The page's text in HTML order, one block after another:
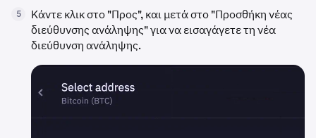
5
Κάντε κλικ στο "Προς", και μετά στο "Προσθήκη νέας
διεύθυνσης ανάληψης" για να εισαγάγετε τη νέα
διεύθυνση ανάληψης.